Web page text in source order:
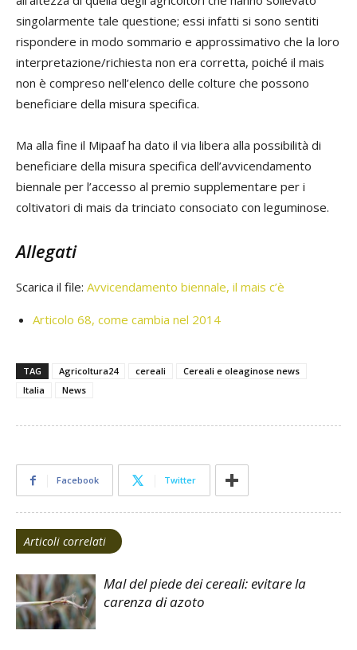
singolarmente tale questione; essi infatti si sono sentiti
rispondere in modo sommario e approssimativo che la loro
interpretazione/richiesta non era corretta, poiché il mais
non è compreso nell’elenco delle colture che possono
beneficiare della misura specifica.
Ma alla fine il Mipaaf ha dato il via libera alla possibilità di
beneficiare della misura specifica dell’avvicendamento
biennale per l’accesso al premio supplementare per i
coltivatori di mais da trinciato consociato con leguminose.
Allegati
Scarica il file: Avvicendamento biennale, il mais c’è
Articolo 68, come cambia nel 2014
TAG Agricoltura24 cereali
Cereali e oleaginose news
Italia
News
Facebook Twitter
Articoli correlati
Mal del piede dei cereali: evitare la
carenza di azoto